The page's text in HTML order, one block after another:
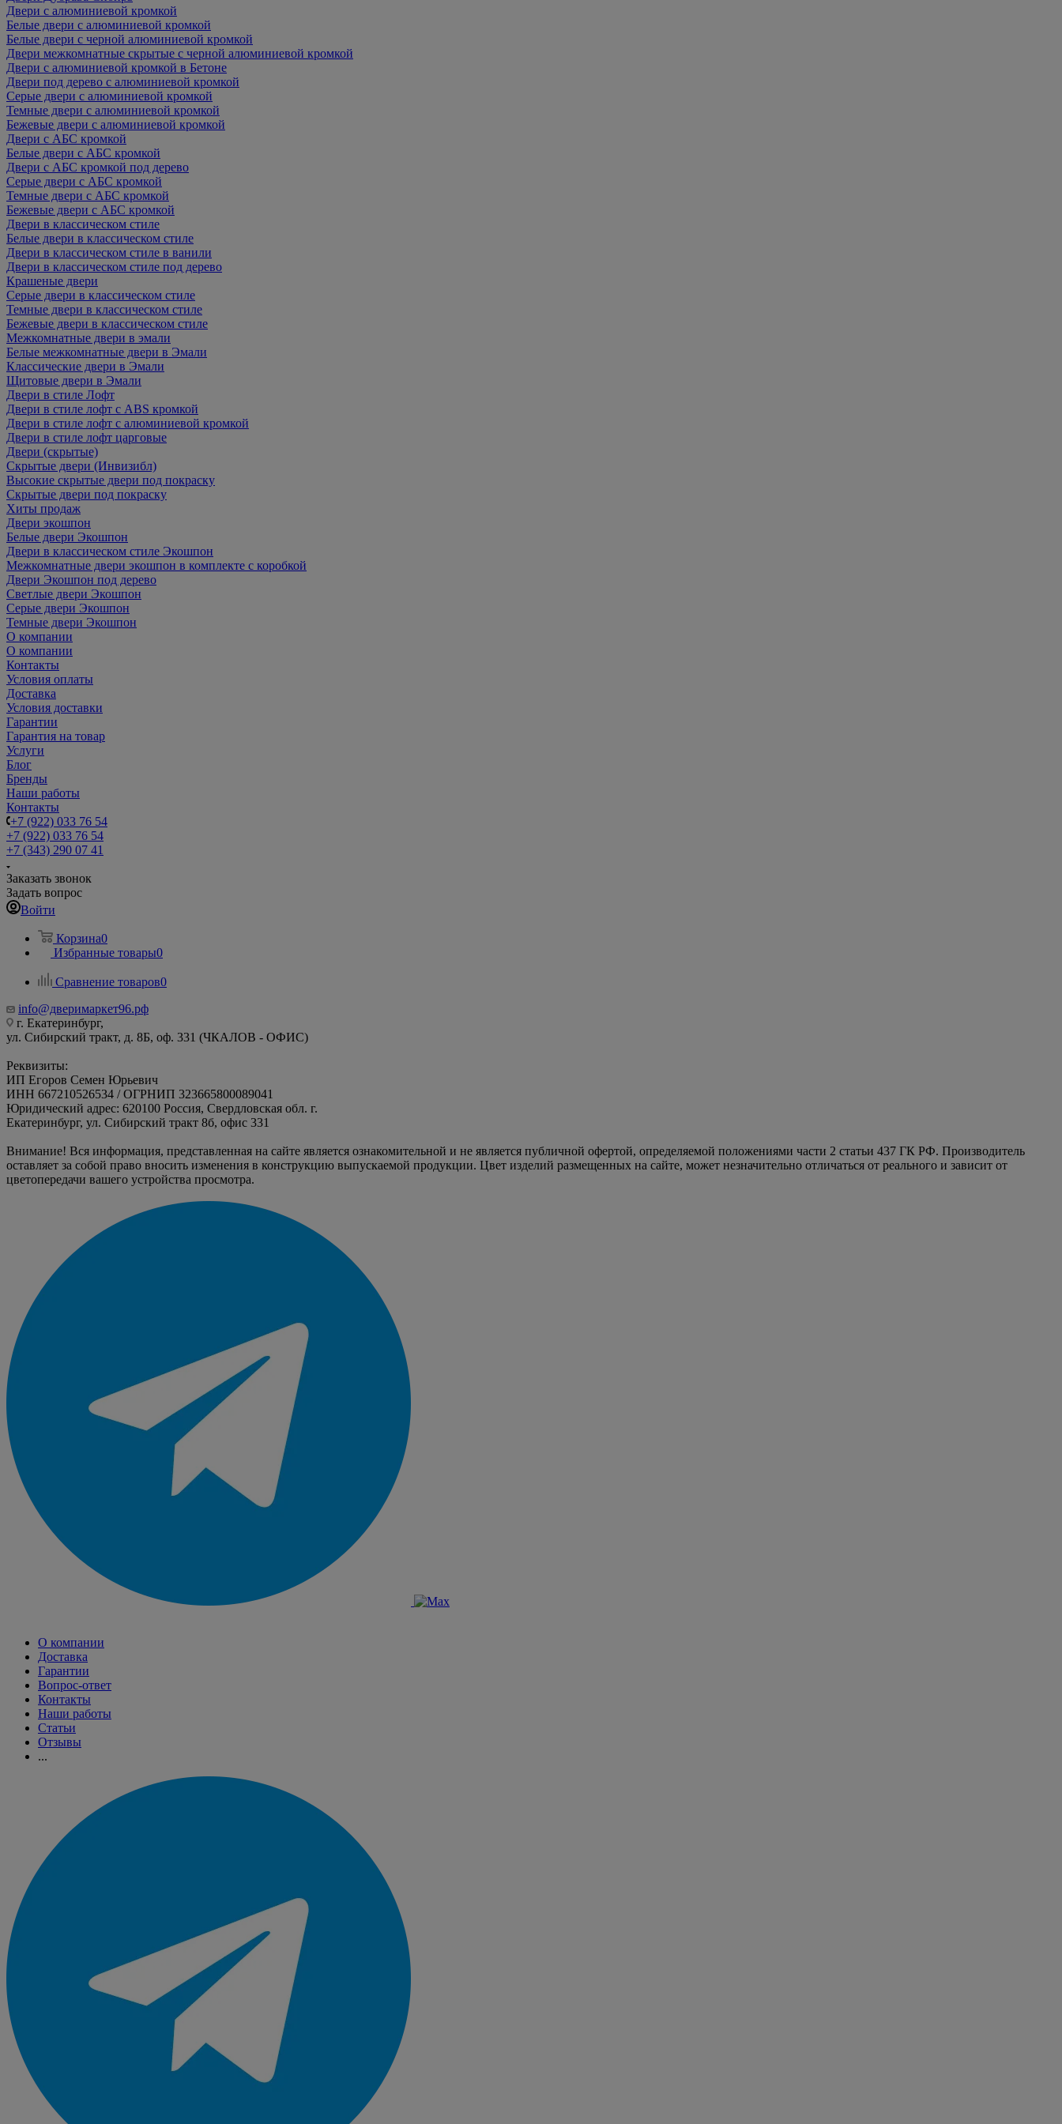
Двери с алюминиевой кромкой
Белые двери с алюминиевой кромкой
Белые двери с черной алюминиевой кромкой
Двери межкомнатные скрытые с черной алюминиевой кромкой
Двери с алюминиевой кромкой в Бетоне
Двери под дерево с алюминиевой кромкой
Серые двери с алюминиевой кромкой
Темные двери с алюминиевой кромкой
Бежевые двери с алюминиевой кромкой
Двери с АБС кромкой
Белые двери с АБС кромкой
Двери с АБС кромкой под дерево
Серые двери с АБС кромкой
Темные двери с АБС кромкой
Бежевые двери с АБС кромкой
Двери в классическом стиле
Белые двери в классическом стиле
Двери в классическом стиле в ванили
Двери в классическом стиле под дерево
Крашеные двери
Серые двери в классическом стиле
Темные двери в классическом стиле
Бежевые двери в классическом стиле
Межкомнатные двери в эмали
Белые межкомнатные двери в Эмали
Классические двери в Эмали
Щитовые двери в Эмали
Двери в стиле Лофт
Двери в стиле лофт с ABS кромкой
Двери в стиле лофт с алюминиевой кромкой
Двери в стиле лофт царговые
Двери (скрытые)
Скрытые двери (Инвизибл)
Высокие скрытые двери под покраску
Скрытые двери под покраску
Хиты продаж
Двери экошпон
Белые двери Экошпон
Двери в классическом стиле Экошпон
Межкомнатные двери экошпон в комплекте с коробкой
Двери Экошпон под дерево
Светлые двери Экошпон
Серые двери Экошпон
Темные двери Экошпон
О компании
О компании
Контакты
Условия оплаты
Доставка
Условия доставки
Гарантии
Гарантия на товар
Услуги
Блог
Бренды
Наши работы
Контакты
+7 (922) 033 76 54
+7 (922) 033 76 54
+7 (343) 290 07 41
Заказать звонок
Задать вопрос
Войти
Корзина0
Избранные товары0
Сравнение товаров0
info@дверимаркет96.рф
г. Екатеринбург,
ул. Сибирский тракт, д. 8Б, оф. 331 (ЧКАЛОВ - ОФИС)
Реквизиты:
ИП Егоров Семен Юрьевич
ИНН 667210526534 / ОГРНИП 323665800089041
Юридический адрес: 620100 Россия, Свердловская обл. г.
Екатеринбург, ул. Сибирский тракт 8б, офис 331
Внимание! Вся информация, представленная на сайте является ознакомительной и не является публичной офертой, определяемой положениями части 2 статьи 437 ГК РФ. Производитель
оставляет за собой право вносить изменения в конструкцию выпускаемой продукции. Цвет изделий размещенных на сайте, может незначительно отличаться от реального и зависит от
цветопередачи вашего устройства просмотра.
О компании
Доставка
Гарантии
Вопрос-ответ
Контакты
Наши работы
Статьи
Отзывы
...